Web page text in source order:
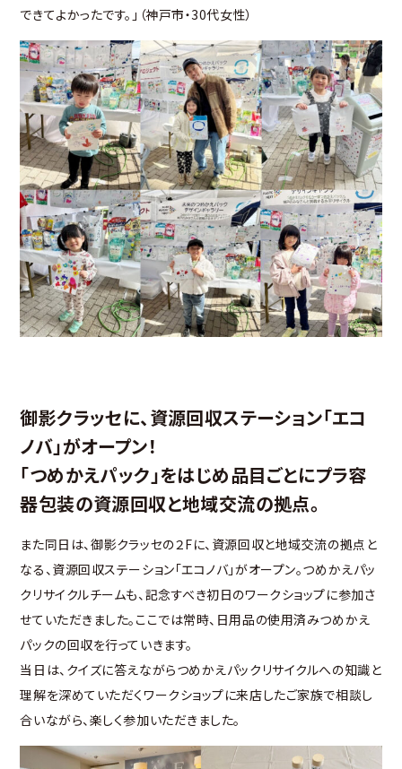
できてよかったです。」（神戸市・30代女性）
御影クラッセに、資源回収ステーション「エコ
ノバ」がオープン！
「つめかえパック」をはじめ品目ごとにプラ容
器包装の資源回収と地域交流の拠点。
また同日は、御影クラッセの２Fに、資源回収と地域交流の拠点と
なる、資源回収ステーション「エコノバ」がオープン。つめかえパッ
クリサイクルチームも、記念すべき初日のワークショップに参加さ
せていただきました。ここでは常時、日用品の使用済みつめかえ
パックの回収を行っていきます。
当日は、クイズに答えながらつめかえパックリサイクルへの知識と
理解を深めていただくワークショップに来店したご家族で相談し
合いながら、楽しく参加いただきました。